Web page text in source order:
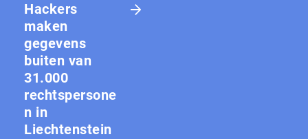
Hackers
maken
gegevens
buiten van
31.000
rechtspersone
n in
Liechtenstein